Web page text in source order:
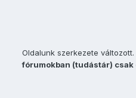
Oldalunk szerkezete változott.
fórumokban (tudástár)